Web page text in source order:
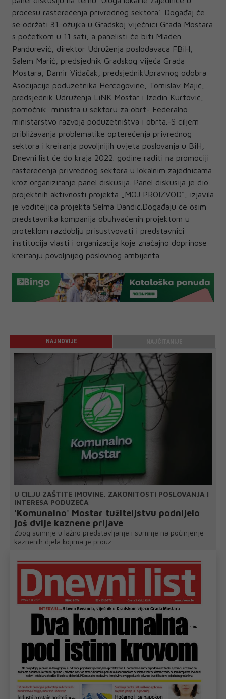
procesu rasterećenja privrednog sektora'. Događaj će
se održati 31. ožujka u Gradskoj vijećnici Grada Mostara
s početkom u 11 sati, a panelisti će biti Mladen
Pandurević, direktor Udruženja poslodavaca FBiH,
Salem Marić, predsjednik Gradskog vijeća Grada
Mostara, Damir Vidačak, predsjednikUpravnog odobra
Asocijacije poduzetnika Hercegovine, Tomislav Majić,
predsjednik Udruženja LiNK Mostar i Izedin Kurtović,
pomoćnik ministra u sektoru za obrt- Federalno
ministarstvo razvoja poduzetništva i obrta.-S ciljem
približavanja problematike opterećenja privrednog
sektora i kreiranja povoljnijih uvjeta poslovanja u BiH,
Dnevni list će do kraja 2022. godine raditi na promociji
rasterećenja privrednog sektora u lokalnim zajednicama
kroz organiziranje panel diskusija. Panel diskusija je dio
projektnih aktivnosti projekta „MOJ PROIZVOD“, izjavila
je voditeljica projekta Selma Dandić.Događaju će osim
predstavnika kompanija obuhvaćenih projektom u
proteklom razdoblju prisustvovati i predstavnici
institucija vlasti i organizacija koje značajno doprinose
kreiranju povoljnijeg poslovnog ambijenta.
NAJNOVIJE
U CILJU ZAŠTITE IMOVINE, ZAKONITOSTI POSLOVANJA I
INTERESA PODUZEĆA
'Komunalno' Mostar tužiteljstvu podnijelo
još dvije kaznene prijave
Zbog sumnje u lažno predstavljanje i sumnje na počinjenje
kaznenih djela kojima je prouz...